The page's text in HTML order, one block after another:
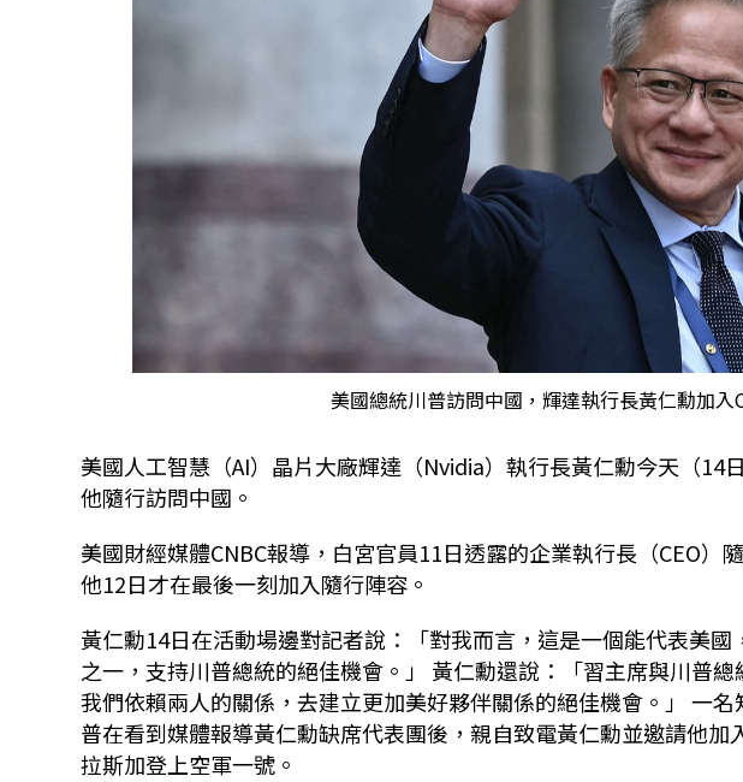
美國總統川普訪問中國，輝達執行長黃仁勳加入
美國人工智慧（AI）晶片大廠輝達（Nvidia）執行長黃仁勳今天（14
他隨行訪問中國。
美國財經媒體CNBC報導，白宮官員11日透露的企業執行長（CEO）
他12日才在最後一刻加入隨行陣容。
黃仁勳14日在活動場邊對記者說：「對我而言，這是一個能代表美
之一，支持川普總統的絕佳機會。」 黃仁勳還說：「習主席與川普
我們依賴兩人的關係，去建立更加美好夥伴關係的絕佳機會。」 一
普在看到媒體報導黃仁勳缺席代表團後，親自致電黃仁勳並邀請他
拉斯加登上空軍一號。